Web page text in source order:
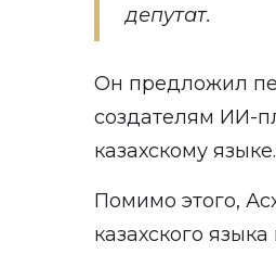
депутат.
Он предложил
создателям ИИ-
казахскому языке.
Помимо этого,
казахского